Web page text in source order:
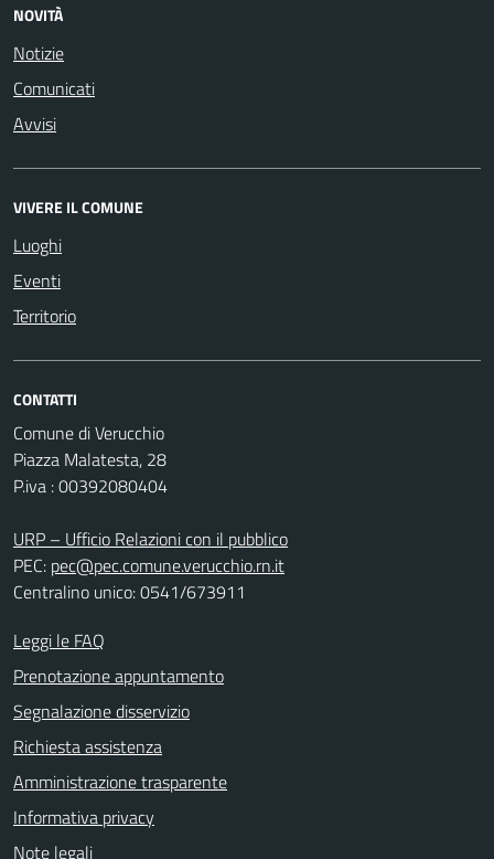
NOVITÀ
Notizie
Comunicati
Avvisi
VIVERE IL COMUNE
Luoghi
Eventi
Territorio
CONTATTI
Comune di Verucchio
Piazza Malatesta, 28
P.iva : 00392080404
URP – Ufficio Relazioni con il pubblico
PEC: pec@pec.comune.verucchio.rn.it
Centralino unico: 0541/673911
Leggi le FAQ
Prenotazione appuntamento
Segnalazione disservizio
Richiesta assistenza
Amministrazione trasparente
Informativa privacy
Note legali